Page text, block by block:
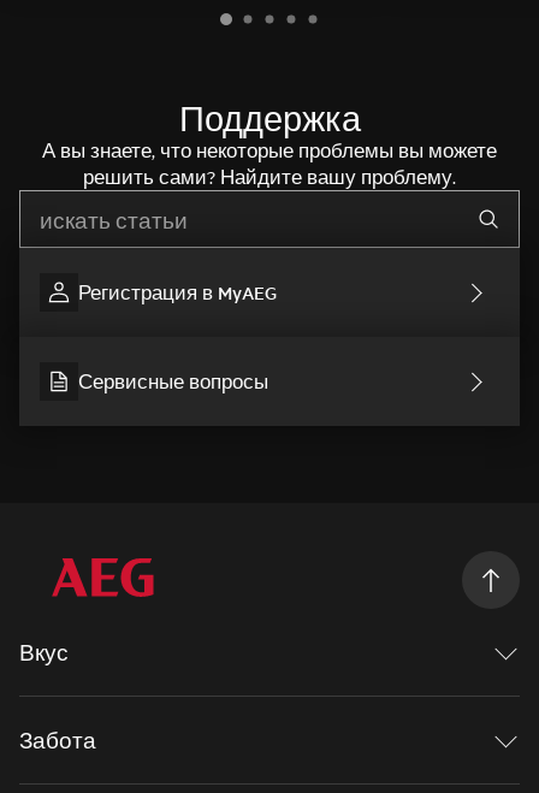
Поддержка
А вы знаете, что некоторые проблемы вы можете
решить сами? Найдите вашу проблему.
Регистрация в MyAEG
Сервисные вопросы
Вкус
Mastery range
Рецепты
Духовые шкафы
Забота